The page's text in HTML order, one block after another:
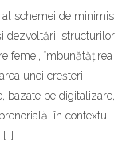
al schemei de minimis
dezvoltării structurilor
femei, îmbunătățirea
unei creșteri
bazate pe digitalizare,
în contextul